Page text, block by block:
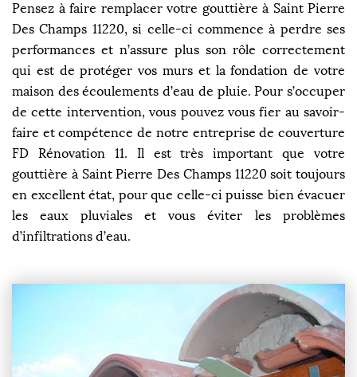
Pensez à faire remplacer votre gouttière à Saint Pierre
Des Champs 11220, si celle-ci commence à perdre ses
performances et n’assure plus son rôle correctement
qui est de protéger vos murs et la fondation de votre
maison des écoulements d’eau de pluie. Pour s’occuper
de cette intervention, vous pouvez vous fier au savoir-
faire et compétence de notre entreprise de couverture
FD Rénovation 11. Il est très important que votre
gouttière à Saint Pierre Des Champs 11220 soit toujours
en excellent état, pour que celle-ci puisse bien évacuer
les eaux pluviales et vous éviter les problèmes
d’infiltrations d’eau.